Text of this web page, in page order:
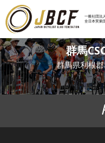
一般社団法人
全日本実業
群馬
群馬県利根